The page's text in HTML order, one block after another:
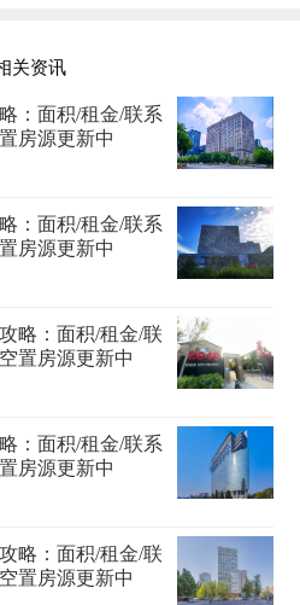
关资讯
：面积/租金/联系
房源更新中
：面积/租金/联系
房源更新中
略：面积/租金/联
置房源更新中
：面积/租金/联系
房源更新中
略：面积/租金/联
置房源更新中